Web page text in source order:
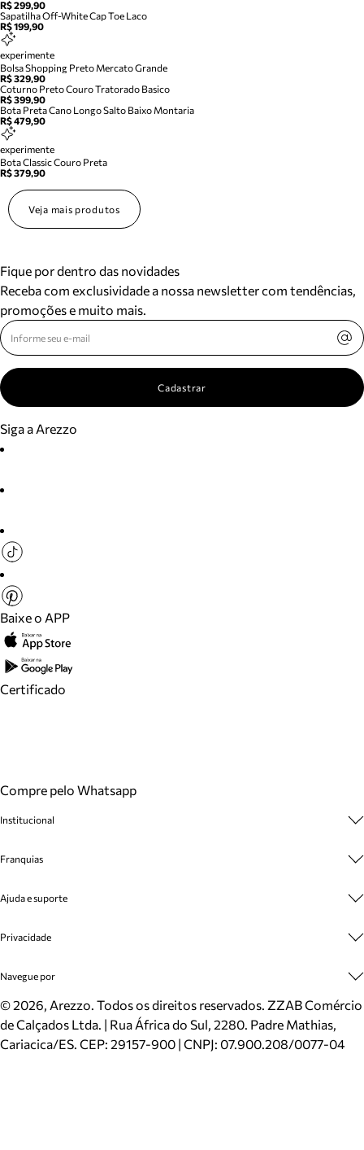
R$ 299,90
Sapatilha Off-White Cap Toe Laco
R$ 199,90
experimente
Bolsa Shopping Preto Mercato Grande
R$ 329,90
Coturno Preto Couro Tratorado Basico
R$ 399,90
Bota Preta Cano Longo Salto Baixo Montaria
R$ 479,90
experimente
Bota Classic Couro Preta
R$ 379,90
Veja mais produtos
Fique por dentro das novidades
Receba com exclusividade a nossa newsletter com tendências,
promoções e muito mais.
Cadastrar
Siga a Arezzo
Baixe o APP
Certificado
Compre pelo Whatsapp
Institucional
Cashback
Venda Corporativa
Mapa do Site
Inverno
Mundo Arezzo
Franquias
Plano de Negócio
Ajuda e suporte
Cadastro
Meus Pedidos
Trocas e Devoluções
Cartão Presente
Localizador de lojas
Privacidade
Politica e Privacidade
Navegue por
Sapatos
Bolsas
Scarpins
©2026, Arezzo. Todos os direitos reservados. ZZAB Comércio
de Calçados Ltda. | Rua África do Sul, 2280. Padre Mathias,
Cariacica/ES. CEP: 29157-900 | CNPJ: 07.900.208/0077-04